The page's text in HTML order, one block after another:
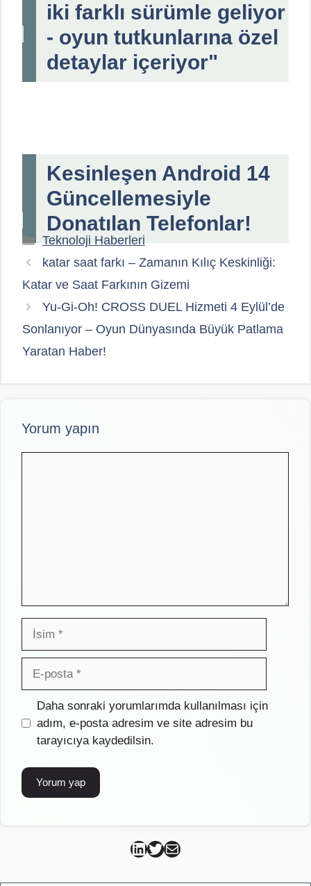
iki farklı sürümle geliyor
- oyun tutkunlarına özel
detaylar içeriyor"
Kesinleşen Android 14
Güncellemesiyle
Donatılan Telefonlar!
Kategoriler
Teknoloji Haberleri
katar saat farkı – Zamanın Kılıç Keskinliği:
Katar ve Saat Farkının Gizemi
Yu-Gi-Oh! CROSS DUEL Hizmeti 4 Eylül’de
Sonlanıyor – Oyun Dünyasında Büyük Patlama
Yaratan Haber!
Yorum yapın
İsim
posta
İnternet
sitesi
Daha sonraki yorumlarımda kullanılması için
adım, e-posta adresim ve site adresim bu
tarayıcıya kaydedilsin.
Can Kütahya Linkedin
Can Kütahya Twitter
Can Kütahya Mail